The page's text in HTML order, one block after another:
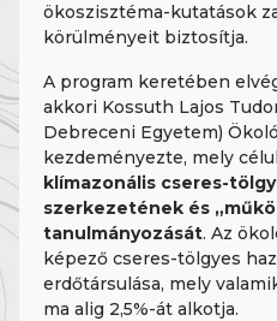
ökoszisztéma-kutatások
körülményeit biztosítja.
A program keretében
akkori Kossuth Lajos
Debreceni Egyetem)
kezdeményezte, mely
klímazonális cseres-
szerkezetének és
tanulmányozását. Az
képező cseres-tölgyes
erdőtársulása, mely
ma alig 2,5%-át alkotja.